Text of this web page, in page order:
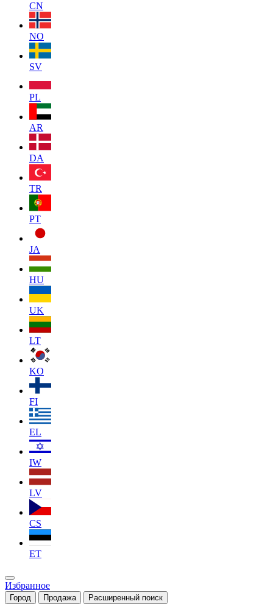
CN
NO
SV
PL
AR
DA
TR
PT
JA
HU
UK
LT
KO
FI
EL
IW
LV
CS
ET
Избранное
Город Продажа Расширенный поиск